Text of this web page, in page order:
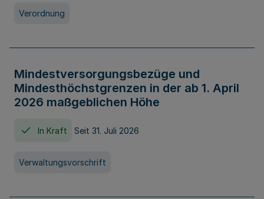
Verordnung
Mindestversorgungsbezüge und
Mindesthöchstgrenzen in der ab 1. April
2026 maßgeblichen Höhe
In Kraft Seit 31. Juli 2026
Verwaltungsvorschrift